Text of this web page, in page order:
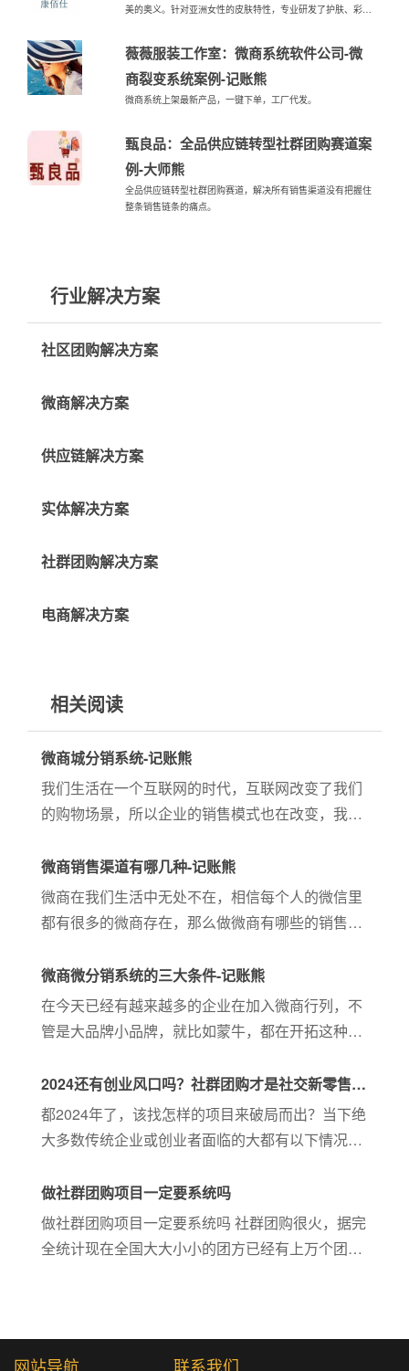
美的奥义。针对亚洲女性的皮肤特性，专业研发了护肤、彩妆
薇薇服装工作室：微商系统软件公司-微
商裂变系统案例-记账熊
微商系统上架最新产品，一键下单，工厂代发。
甄良品：全品供应链转型社群团购赛道案
例-大师熊
全品供应链转型社群团购赛道，解决所有销售渠道没有把握住
整条销售链条的痛点。
行业解决方案
社区团购解决方案
微商解决方案
供应链解决方案
实体解决方案
社群团购解决方案
电商解决方案
相关阅读
微商城分销系统-记账熊
我们生活在一个互联网的时代，互联网改变了我们
的购物场景，所以企业的销售模式也在改变，我们
就是利用微商城分销系统来开展卖货，而且卖的十
分的好。在传统的销售环节...
微商销售渠道有哪几种-记账熊
微商在我们生活中无处不在，相信每个人的微信里
都有很多的微商存在，那么做微商有哪些的销售渠
大家有用。一、微商销售渠道1、微信群许多微商
对微信群的注重程度很高，...
微商微分销系统的三大条件-记账熊
在今天已经有越来越多的企业在加入微商行列，不
管是大品牌小品牌，就比如蒙牛，都在开拓这种社
化，越来越多企业都希望在正规的市场进行良性的
竞争。那么企业做为微商分销...
2024还有创业风口吗？社群团购才是社交新零售的
出路-大师熊
都2024年了，该找怎样的项目来破局而出？当下绝
大多数传统企业或创业者面临的大都有以下情况：
受限、流量瓶颈...社群团购才是社交新零售的出
路。
做社群团购项目一定要系统吗
做社群团购项目一定要系统吗 社群团购很火，据完
全统计现在全国大大小小的团方已经有上万个团，
网站导航 联系我们